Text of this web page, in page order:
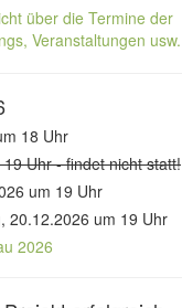
über die Termine der
Veranstaltungen usw.
18 Uhr
Uhr - findet nicht statt!
um 19 Uhr
20.12.2026 um 19 Uhr
2026